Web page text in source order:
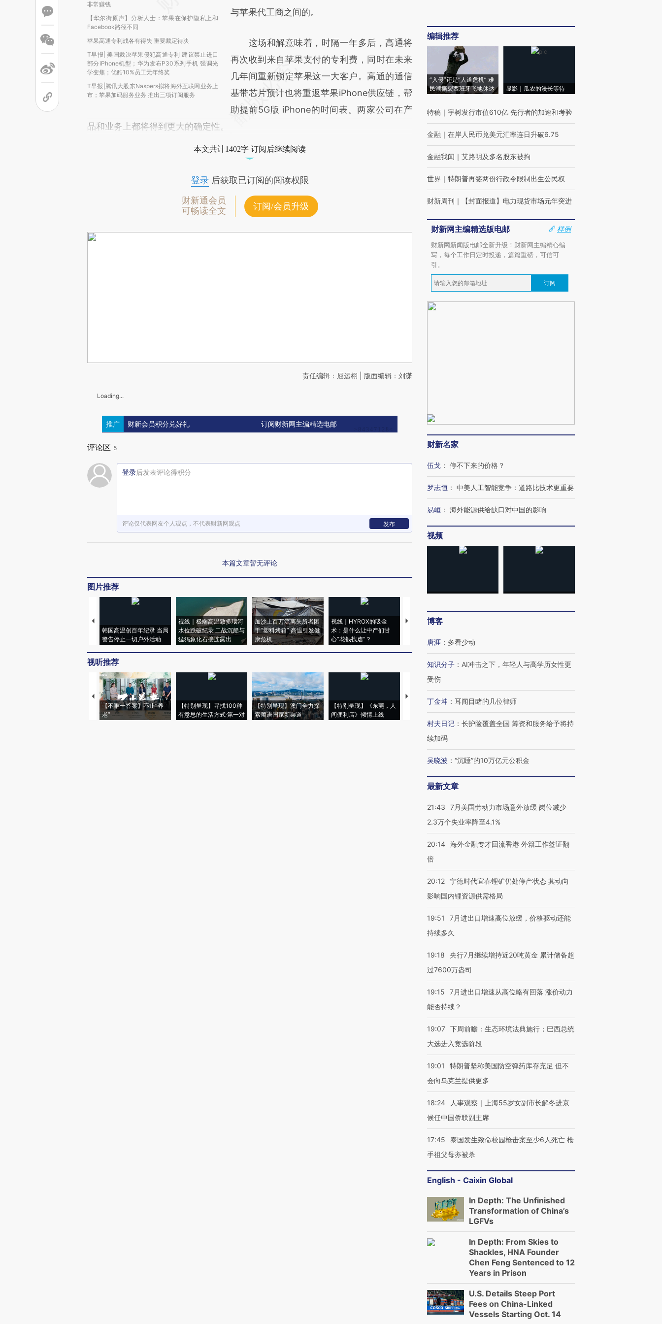
非常赚钱
【华尔街原声】分析人士：苹果在保护隐私上和
Facebook路径不同
苹果高通专利战各有得失 重要裁定待决
T早报| 美国裁决苹果侵犯高通专利 建议禁止进口
部分iPhone机型；华为发布P30系列手机 强调光
学变焦；优酷10%员工无年终奖
T早报|腾讯大股东Naspers拟将海外互联网业务上
市；苹果加码服务业务 推出三项订阅服务
与苹果代工商之间的。
这场和解意味着，时隔一年多后，高通将
再次收到来自苹果支付的专利费，同时在未来
几年间重新锁定苹果这一大客户。高通的通信
基带芯片预计也将重返苹果iPhone供应链，帮
助提前5G版 iPhone的时间表。两家公司在产
品和业务上都将得到更大的确定性。
本文共计1402字 订阅后继续阅读
登录后获取已订阅的阅读权限
财新通会员
可畅读全文
订阅/会员升级
责任编辑：屈运栩 | 版面编辑：刘潇
Loading...
推广 财新会员积分兑好礼 订阅财新网主编精选电邮
评论区 5
登录后发表评论得积分
评论仅代表网友个人观点，不代表财新网观点 发布
本篇文章暂无评论
图片推荐
韩国高温创百年纪录 当局
警告停止一切户外活动
视线｜极端高温致多瑙河
水位跌破纪录 二战沉船与
猛犸象化石接连露出
加沙上百万流离失所者困
于“塑料烤箱” 高温引发健
康危机
视线｜HYROX的吸金
术：是什么让中产们甘
心“花钱找虐”？
马航飞行员跨国走私7万
视听推荐
【不唯一答案】不止“养
老”
【特别呈现】寻找100种
有意思的生活方式·第一对
【特别呈现】澳门全力探
索葡语国家新渠道
【特别呈现】《东莞，人
间便利店》倾情上线
【推广】走进第四届链博
会，让数智科技“链”接产
【特别呈现】寻找100种
有意思的生活方式·第三对
住三大增长引擎是什么？
编辑推荐
“入侵”还是“人道危机” 难
民潮撕裂西班牙飞地休达
显影｜瓜农的漫长等待
特稿 ｜ 宇树发行市值610亿 先行者的加速和考验
金融 ｜ 在岸人民币兑美元汇率连日升破6.75
金融我闻 ｜ 艾路明及多名股东被拘
世界 ｜ 特朗普再签两份行政令限制出生公民权
财新周刊 ｜ 【封面报道】电力现货市场元年突进
财新网主编精选版电邮
样例
财新网新闻版电邮全新升级！财新网主编精心编
写，每个工作日定时投递，篇篇重磅，可信可
引。
订阅
财新名家
伍戈 ： 停不下来的价格？
罗志恒 ： 中美人工智能竞争：道路比技术更重要
易峘 ： 海外能源供给缺口对中国的影响
视频
博客
唐涯 ： 多看少动
知识分子 ： AI冲击之下，年轻人与高学历女性更
受伤
丁金坤 ： 耳闻目睹的几位律师
村夫日记 ： 长护险覆盖全国 筹资和服务给予将持
续加码
吴晓波 ： “沉睡”的10万亿元公积金
最新文章
21:43
7月美国劳动力市场意外放缓 岗位减少
2.3万个失业率降至4.1%
20:14 海外金融专才回流香港 外籍工作签证翻
倍
20:12 宁德时代宜春锂矿仍处停产状态 其动向
影响国内锂资源供需格局
19:51
7月进出口增速高位放缓，价格驱动还能
持续多久
19:18
央行7月继续增持近20吨黄金 累计储备超
过7600万盎司
19:15
7月进出口增速从高位略有回落 涨价动力
能否持续？
19:07 下周前瞻：生态环境法典施行；巴西总统
大选进入竞选阶段
19:01
特朗普坚称美国防空弹药库存充足 但不
会向乌克兰提供更多
18:24
人事观察｜上海55岁女副市长解冬进京
候任中国侨联副主席
17:45
泰国发生致命校园枪击案至少6人死亡 枪
手祖父母亦被杀
English - Caixin Global
In Depth: The Unfinished
Transformation of China’s
LGFVs
In Depth: From Skies to
Shackles, HNA Founder
Chen Feng Sentenced to 12
Years in Prison
U.S. Details Steep Port
Fees on China-Linked
Vessels Starting Oct. 14